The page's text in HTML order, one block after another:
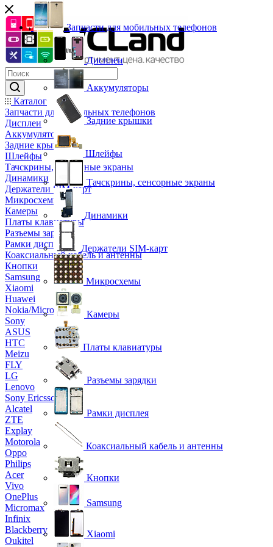
Каталог
Запчасти для мобильных телефонов
Дисплеи
Аккумуляторы
Задние крышки
Шлейфы
Тачскрины, сенсорные экраны
Динамики
Держатели SIM-карт
Микросхемы
Камеры
Платы клавиатуры
Разъемы зарядки
Рамки дисплея
Коаксиальный кабель и антенны
Кнопки
Samsung
Xiaomi
Huawei
Nokia/Microsoft
Sony
ASUS
HTC
Meizu
FLY
LG
Lenovo
Sony Ericsson
Alcatel
ZTE
Explay
Motorola
Oppo
Philips
Acer
Vivo
OnePlus
Micromax
Infinix
Blackberry
Oukitel
Запчасти для мобильных телефонов
Дисплеи
Аккумуляторы
Задние крышки
Шлейфы
Тачскрины, сенсорные экраны
Динамики
Держатели SIM-карт
Микросхемы
Камеры
Платы клавиатуры
Разъемы зарядки
Рамки дисплея
Коаксиальный кабель и антенны
Кнопки
Samsung
Xiaomi